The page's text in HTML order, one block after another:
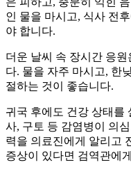
인 물을 마시고, 식사 전
야 합니다.
더운 날씨 속 장시간 응
다. 물을 자주 마시고, 한
절하는 것이 좋습니다.
귀국 후에도 건강 상태를
사, 구토 등 감염병이 의
력을 의료진에게 알리고
증상이 있다면 검역관에